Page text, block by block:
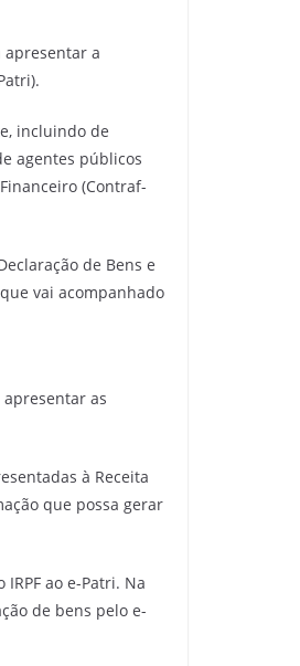
apresentar a
incluindo de
agentes públicos
(Contraf-
de Bens e
vai acompanhado
as
à Receita
que possa gerar
ao e-Patri. Na
de bens pelo e-